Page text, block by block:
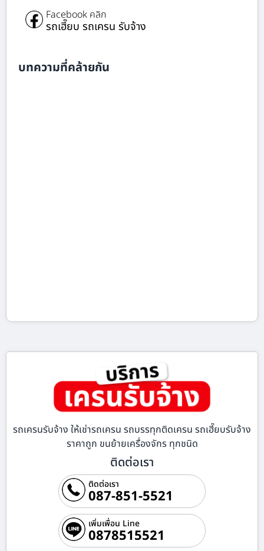
Facebook คลิก
รถเฮี๊ยบ รถเครน รับจ้าง
บทความที่คล้ายกัน
รถเครนรับจ้าง ให้เช่ารถเครน รถบรรทุกติดเครน รถเฮี๊ยบรับจ้าง
ราคาถูก ขนย้ายเครื่องจักร ทุกชนิด
ติดต่อเรา
ติดต่อเรา
087-851-5521
เพิ่มเพื่อน Line
0878515521